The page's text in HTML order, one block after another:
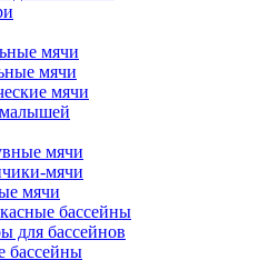
мячи
мячи
мячи
мячи
мячи
мячи
бассейны
для бассейнов
бассейны